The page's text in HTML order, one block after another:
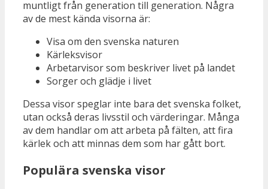
muntligt från generation till generation. Några
av de mest kända visorna är:
Visa om den svenska naturen
Kärleksvisor
Arbetarvisor som beskriver livet på landet
Sorger och glädje i livet
Dessa visor speglar inte bara det svenska folket,
utan också deras livsstil och värderingar. Många
av dem handlar om att arbeta på fälten, att fira
kärlek och att minnas dem som har gått bort.
Populära svenska visor